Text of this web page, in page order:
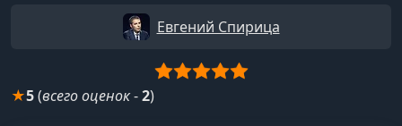
Евгений Спирица
★5(всего оценок-2)